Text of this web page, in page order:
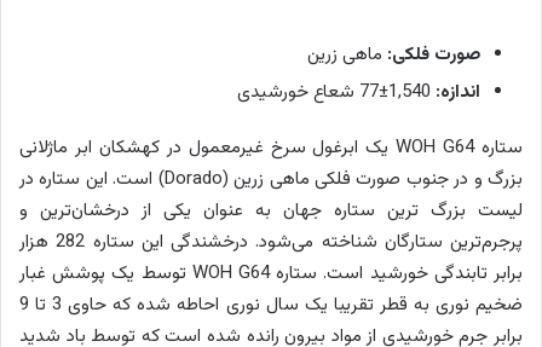
صورت فلکی: ماهی زرین
اندازه:
ستاره WOH G64 یک ابرغول سرخ غیرمعمول در کهشکان ابر ماژلانی
بزرگ و در جنوب صورت فلکی ماهی زرین (Dorado) است. این ستاره در
لیست بزرگ ترین ستاره جهان به عنوان یکی از درخشان‌ترین و
پرجرم‌ترین ستارگان شناخته می‌شود. درخشندگی این ستاره 282 هزار
برابر تابندگی خورشید است. ستاره WOH G64 توسط یک پوشش غبار
ضخیم نوری به قطر تقریبا یک سال نوری احاطه شده که حاوی 3 تا 9
برابر جرم خورشیدی از مواد بیرون رانده شده است که توسط باد شدید